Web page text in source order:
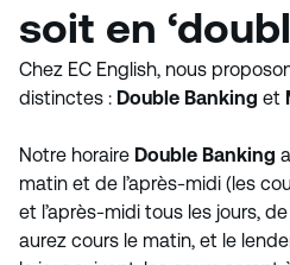
soit en
Chez EC English, nous
distinctes : Double Banking et
Notre horaire Double Banking
matin et de l’après-midi (les
et l’après-midi tous les jours,
aurez cours le matin, et le